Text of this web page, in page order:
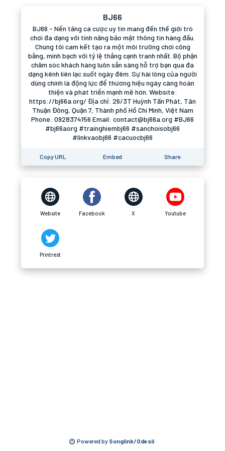
BJ66
BJ66 - Nền tảng cá cược uy tín mang đến thế giới trò
chơi đa dạng với tính năng bảo mật thông tin hàng đầu.
Chúng tôi cam kết tạo ra một môi trường chơi công
bằng, minh bạch với tỷ lệ thắng cạnh tranh nhất. Bộ phận
chăm sóc khách hàng luôn sẵn sàng hỗ trợ bạn qua đa
dạng kênh liên lạc suốt ngày đêm. Sự hài lòng của người
dùng chính là động lực để thương hiệu ngày càng hoàn
thiện và phát triển mạnh mẽ hơn. Website:
https://bj66a.org/ Địa chỉ: 26/3T Huỳnh Tấn Phát, Tân
Thuận Đông, Quận 7, Thành phố Hồ Chí Minh, Việt Nam
Phone: 0928374156 Email: contact@bj66a.org #BJ66
#bj66aorg #trainghiembj66 #sanchoisobj66
#linkvaobj66 #cacuocbj66
Copy URL Embed Share
Website Facebook X Youtube
Printrest
Powered by Songlink/Odesli